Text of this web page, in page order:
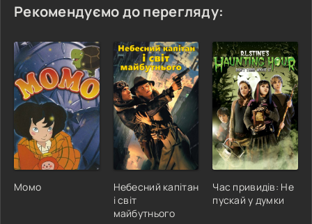
Рекомендуємо до перегляду:
Момо
Небесний капітан
і світ
майбутнього
Час привидів: Не
пускай у думки